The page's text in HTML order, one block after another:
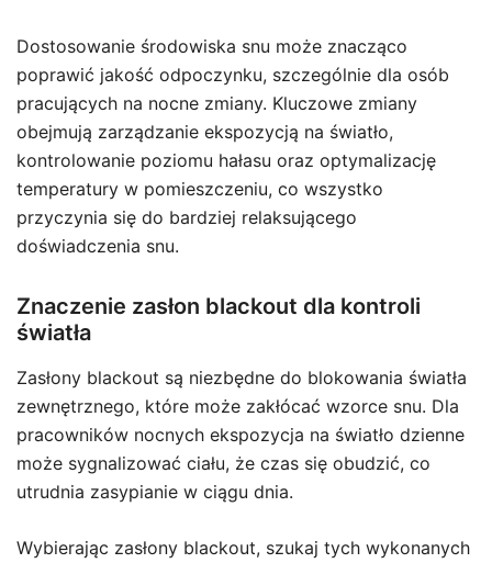
Dostosowanie środowiska snu może znacząco
poprawić jakość odpoczynku, szczególnie dla osób
pracujących na nocne zmiany. Kluczowe zmiany
obejmują zarządzanie ekspozycją na światło,
kontrolowanie poziomu hałasu oraz optymalizację
temperatury w pomieszczeniu, co wszystko
przyczynia się do bardziej relaksującego
doświadczenia snu.
Znaczenie zasłon blackout dla kontroli
światła
Zasłony blackout są niezbędne do blokowania światła
zewnętrznego, które może zakłócać wzorce snu. Dla
pracowników nocnych ekspozycja na światło dzienne
może sygnalizować ciału, że czas się obudzić, co
utrudnia zasypianie w ciągu dnia.
Wybierając zasłony blackout, szukaj tych wykonanych